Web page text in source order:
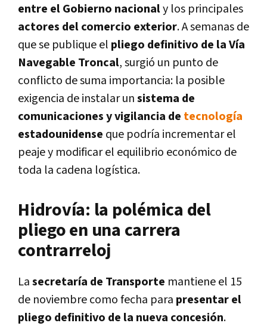
entre el Gobierno nacionaly los principales
actores del comercio exterior. A semanas de
que se publique el pliego definitivo de la Vía
Navegable Troncal, surgió un punto de
conflicto de suma importancia: la posible
exigencia de instalar unsistema de
comunicaciones y vigilancia de tecnología
estadounidense que podría incrementar el
peaje y modificar el equilibrio económico de
toda la cadena logística.
Hidrovía: la polémica del
pliego en una carrera
contrarreloj
Lasecretaría de Transporte mantiene el 15
de noviembre como fecha para presentar el
pliego definitivo de la nueva concesión.